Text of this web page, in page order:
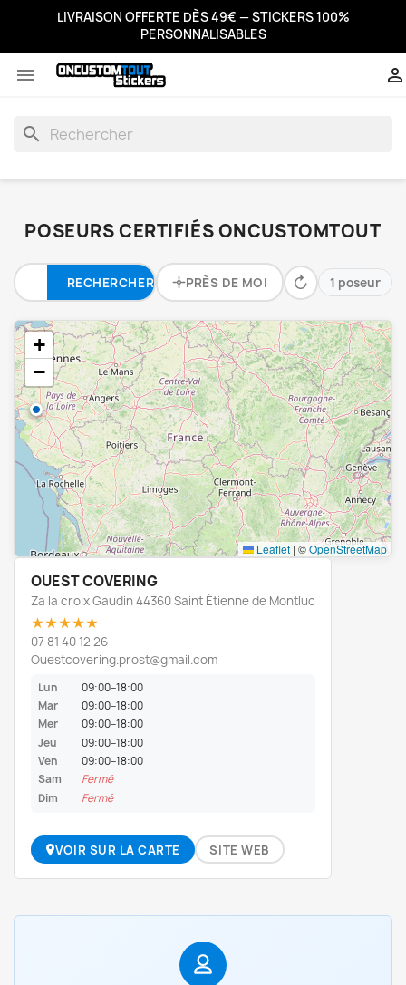
LIVRAISON OFFERTE DÈS 49€ — STICKERS 100%
PERSONNALISABLES
 
search
POSEURS CERTIFIÉS ONCUSTOMTOUT
RECHERCHER PRÈS DE MOI ↻ 1 poseur
+
−
Leaflet | ©OpenStreetMap
OUEST COVERING
Za la croix Gaudin 44360 Saint Étienne de Montluc
★★★★★
07 81 40 12 26
Ouestcovering.prost@gmail.com
Lun
09:00–18:00
Mar
09:00–18:00
Mer
09:00–18:00
Jeu
09:00–18:00
Ven
09:00–18:00
Sam
Fermé
Dim
Fermé
VOIR SUR LA CARTE SITE WEB